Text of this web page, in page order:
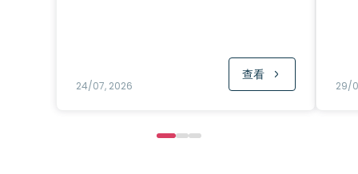
24/07, 2026
查看
29/